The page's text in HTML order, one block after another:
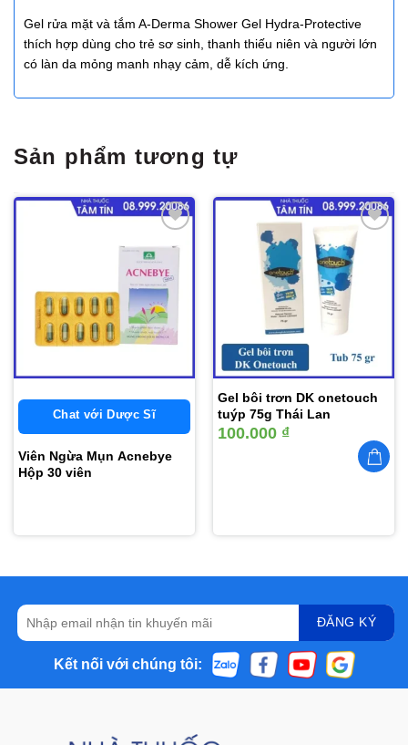
Gel rửa mặt và tắm A-Derma Shower Gel Hydra-Protective
thích hợp dùng cho trẻ sơ sinh, thanh thiếu niên và người lớn
có làn da mỏng manh nhạy cảm, dễ kích ứng.
Sản phẩm tương tự
vào
yêu
thích
Viên Ngừa Mụn Acnebye
Hộp 30 viên
Chat với Dược Sĩ
Gel bôi trơn DK onetouch
tuýp 75g Thái Lan
100.000 ₫
Kết nối với chúng tôi: